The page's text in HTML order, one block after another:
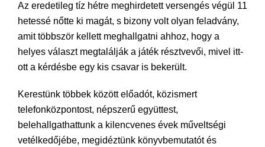
Az eredetileg tíz hétre meghirdetett versengés végül 11
hetessé nőtte ki magát, s bizony volt olyan feladvány,
amit többször kellett meghallgatni ahhoz, hogy a
helyes választ megtalálják a játék résztvevői, mivel itt-
ott a kérdésbe egy kis csavar is bekerült.
Kerestünk többek között előadót, közismert
telefonközpontost, népszerű együttest,
belehallgathattunk a kilencvenes évek műveltségi
vetélkedőjébe, megidéztünk könyvbemutatót és